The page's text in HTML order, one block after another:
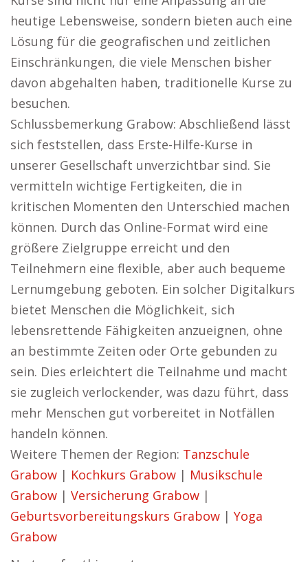
heutige Lebensweise, sondern bieten auch eine
Lösung für die geografischen und zeitlichen
Einschränkungen, die viele Menschen bisher
davon abgehalten haben, traditionelle Kurse zu
besuchen.
Schlussbemerkung Grabow: Abschließend lässt
sich feststellen, dass Erste-Hilfe-Kurse in
unserer Gesellschaft unverzichtbar sind. Sie
vermitteln wichtige Fertigkeiten, die in
kritischen Momenten den Unterschied machen
können. Durch das Online-Format wird eine
größere Zielgruppe erreicht und den
Teilnehmern eine flexible, aber auch bequeme
Lernumgebung geboten. Ein solcher Digitalkurs
bietet Menschen die Möglichkeit, sich
lebensrettende Fähigkeiten anzueignen, ohne
an bestimmte Zeiten oder Orte gebunden zu
sein. Dies erleichtert die Teilnahme und macht
sie zugleich verlockender, was dazu führt, dass
mehr Menschen gut vorbereitet in Notfällen
handeln können.
Weitere Themen der Region: Tanzschule
Grabow | Kochkurs Grabow | Musikschule
Grabow | Versicherung Grabow |
Geburtsvorbereitungskurs Grabow | Yoga
Grabow